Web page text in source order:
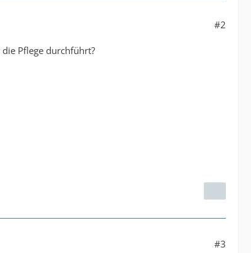
#2
Pflege durchführt?
#3